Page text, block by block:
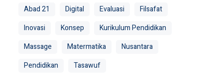
Abad 21 Digital Evaluasi
Filsafat
Inovasi
Konsep
Kurikulum Pendidikan
Massage
Matermatika
Nusantara
Pendidikan
Tasawuf